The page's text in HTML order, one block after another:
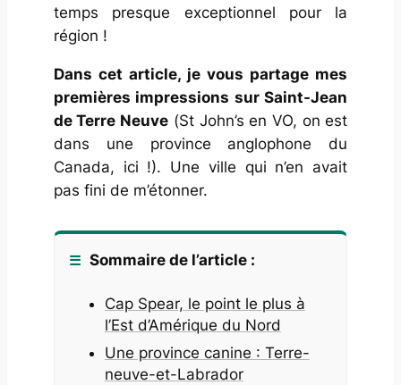
temps presque exceptionnel pour la
région !
Dans cet article, je vous partage mes
premières impressions sur Saint-Jean
de Terre Neuve (St John’s en VO, on est
dans une province anglophone du
Canada, ici !). Une ville qui n’en avait
pas fini de m’étonner.
Sommaire de l’article :
Cap Spear, le point le plus à
l’Est d’Amérique du Nord
Une province canine : Terre-
neuve-et-Labrador